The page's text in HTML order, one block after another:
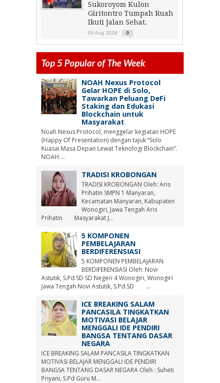
Sukoroyom Kulon
Giritontro Tumpah Ruah
Ikuti Jalan Sehat.
09 Aug 2026 0
Top 5 Popular of The Week
NOAH Nexus Protocol
Gelar HOPE di Solo,
Tawarkan Peluang DeFi
Staking dan Edukasi
Blockchain untuk
Masyarakat
Noah Nexus Protocol, menggelar kegiatan HOPE
(Happy Of Presentation) dengan tajuk “Solo
Kuasai Masa Depan Lewat Teknologi Blockchain”.
NOAH ...
TRADISI KROBONGAN
TRADISI KROBONGAN Oleh: Aris
Prihatin SMPN 1 Manyaran,
Kecamatan Manyaran, Kabupaten
Wonogiri, Jawa Tengah Aris
Prihatin Masyarakat J...
5 KOMPONEN
PEMBELAJARAN
BERDIFERENSIASI
5 KOMPONEN PEMBELAJARAN
BERDIFERENSIASI Oleh: Novi
Astutik, S.Pd.SD SD Negeri 4 Wonogiri, Wonogiri
Jawa Tengah Novi Astutik, S.Pd.SD ...
ICE BREAKING SALAM
PANCASILA TINGKATKAN
MOTIVASI BELAJAR
MENGGALI IDE PENDIRI
BANGSA TENTANG DASAR
NEGARA
ICE BREAKING SALAM PANCASILA TINGKATKAN
MOTIVASI BELAJAR MENGGALI IDE PENDIRI
BANGSA TENTANG DASAR NEGARA Oleh : Suheti
Priyani, S.Pd Guru M...